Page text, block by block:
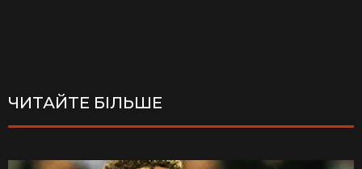
ЧИТАЙТЕ БІЛЬШЕ